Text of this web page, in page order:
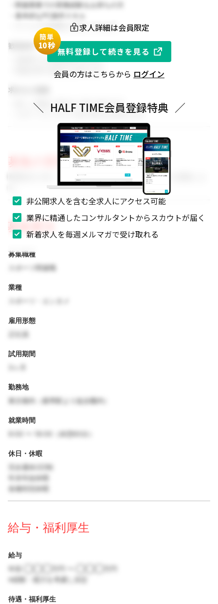
・関連業務での実務経験をお持ちの方
・基本的なPC操作スキル
・チームでの協働を大切にできる方
歓迎条件
・同業界での就業経験がある方
・関連分野の知見をお持ちの方
求める人物像
・新しい挑戦に前向きに取り組める方
・スポーツビジネスに強い関心をお持ちの方
募集の背景
事業拡大に伴い、組織体制を強化するためのメンバーを募集しま
募集要項
募集職種
スポーツ関連職
業種
雇用形態
試用期間
勤務地
東京都内（最寄駅より徒歩圏内）
就業時間
9:00 〜 18:00（休憩60分）
休日・休暇
完全週休2日制
年末年始休暇
各種特別休暇
給与・福利厚生
給与
※経験・能力を考慮し決定
待遇・福利厚生
求人詳細は会員限定
簡単
10秒
無料登録して続きを見る
会員の方はこちらから ログイン
＼ HALF TIME会員登録特典 ／
非公開求人を含む全求人にアクセス可能
業界に精通したコンサルタントからスカウトが届く
新着求人を毎週メルマガで受け取れる